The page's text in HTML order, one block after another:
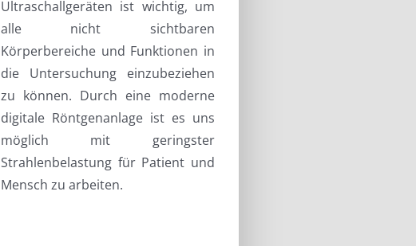
Ultraschallgeräten ist wichtig, um
alle nicht sichtbaren
Körperbereiche und Funktionen in
die Untersuchung einzubeziehen
zu können. Durch eine moderne
digitale Röntgenanlage ist es uns
möglich mit geringster
Strahlenbelastung für Patient und
Mensch zu arbeiten.